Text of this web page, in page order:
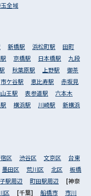
全域
新橋駅 浜松町駅
田町
京橋駅 日本橋駅
九段
秋葉原駅 上野駅
御茶
市ケ谷駅 恵比寿駅
赤坂見
王駅 表参道駅
六本木
横浜駅 川崎駅
新横浜
区 渋谷区 文京区
台東
墨田区 荒川区 北区
板橋
駅周辺 町田駅周辺
[神奈
区 [千葉] 船橋市 市川